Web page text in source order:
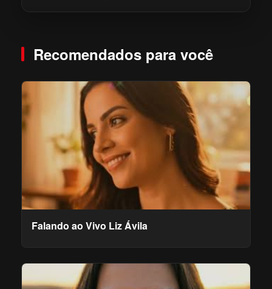
Recomendados para você
Falando ao Vivo Liz Ávila